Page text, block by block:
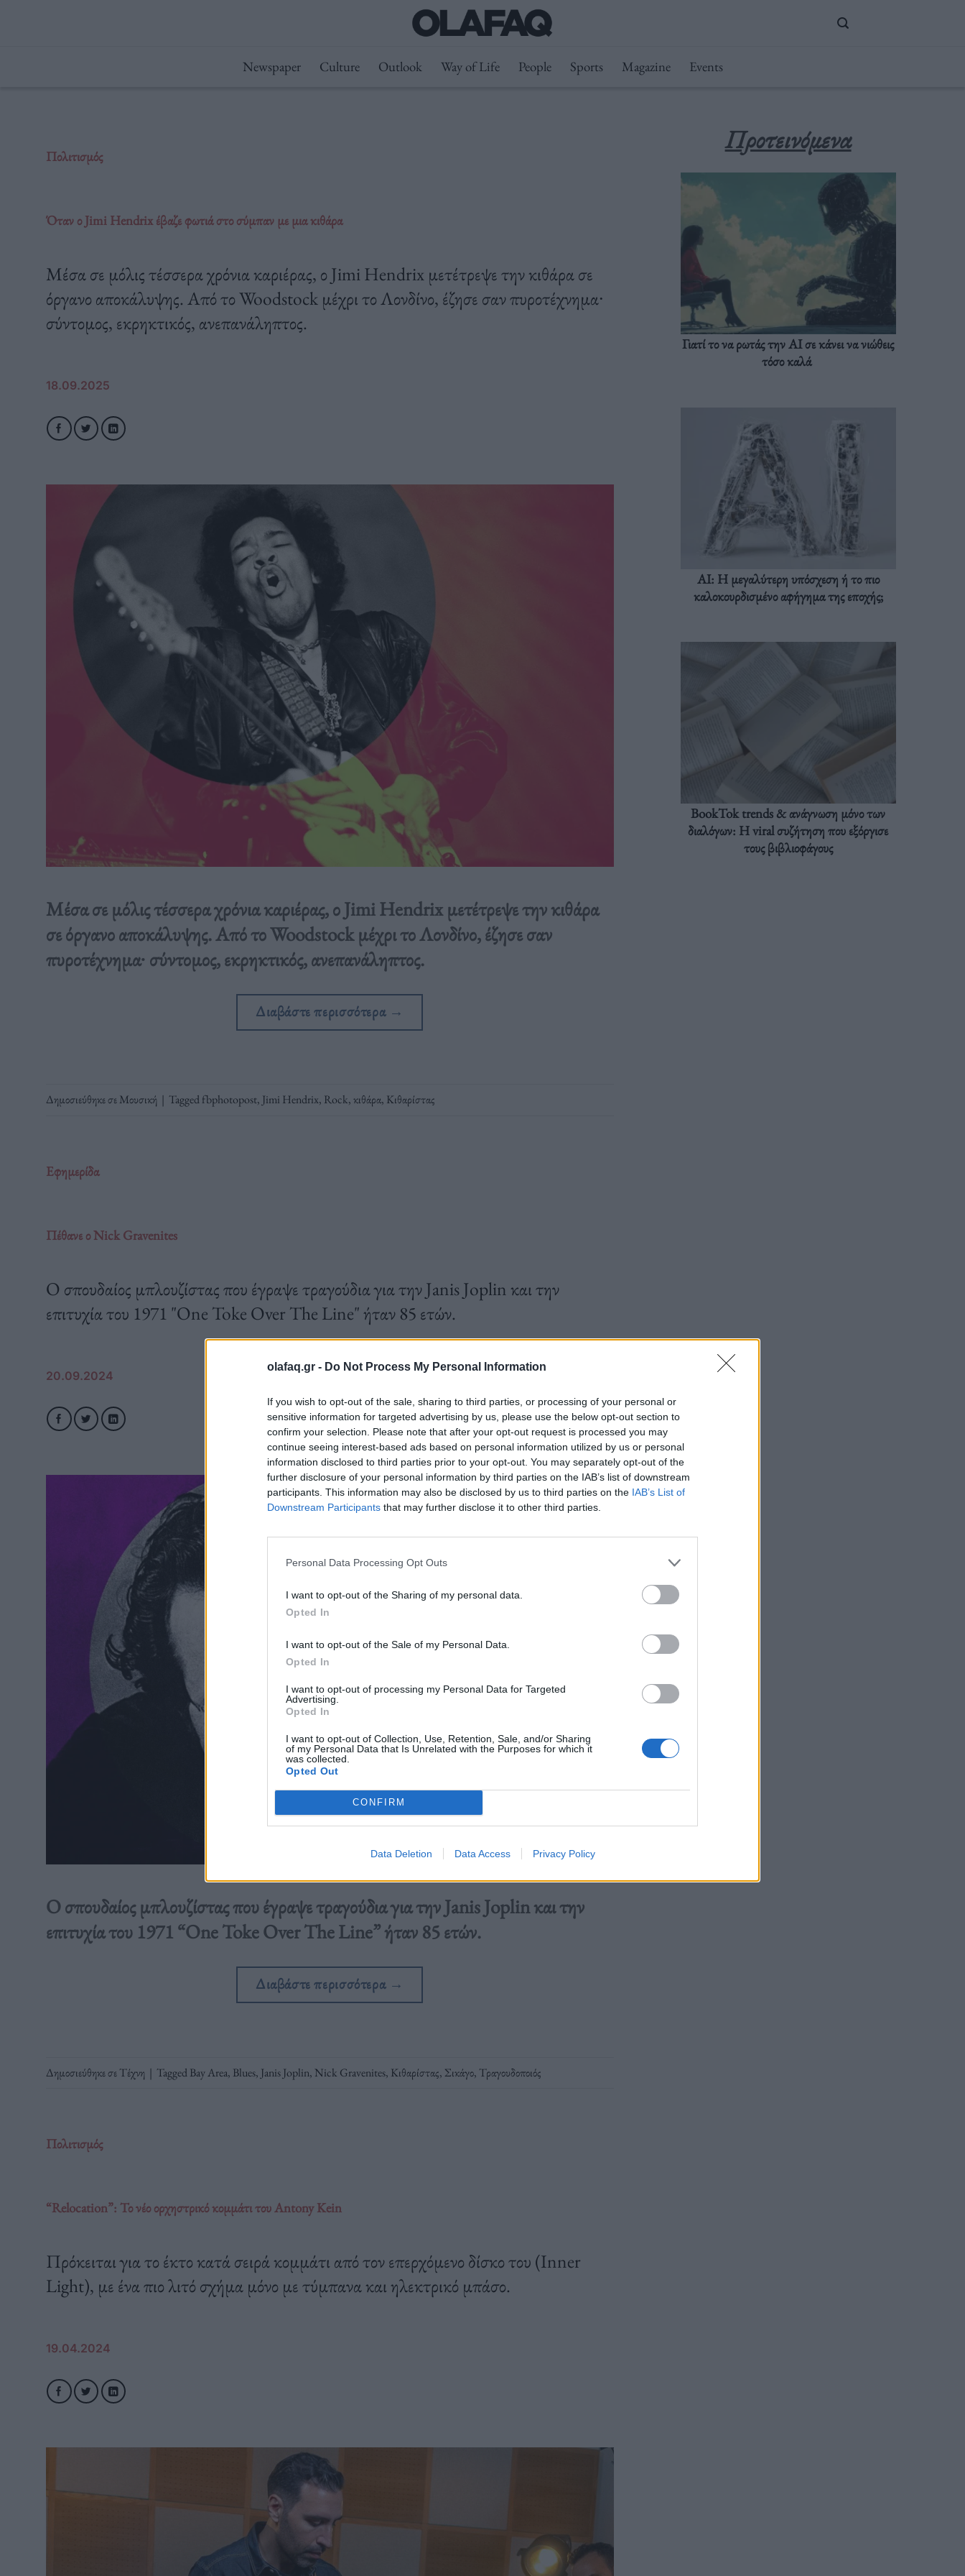
olafaq.gr - Do Not Process My Personal Information
If you wish to opt-out of the sale, sharing to third parties, or processing of your personal or
sensitive information for targeted advertising by us, please use the below opt-out section to
confirm your selection. Please note that after your opt-out request is processed you may
continue seeing interest-based ads based on personal information utilized by us or personal
information disclosed to third parties prior to your opt-out. You may separately opt-out of the
further disclosure of your personal information by third parties on the IAB’s list of downstream
participants. This information may also be disclosed by us to third parties on the IAB’s List of
Downstream Participants that may further disclose it to other third parties.
Personal Data Processing Opt Outs
I want to opt-out of the Sharing of my personal data.
Opted In
I want to opt-out of the Sale of my Personal Data.
Opted In
I want to opt-out of processing my Personal Data for Targeted
Advertising.
Opted In
I want to opt-out of Collection, Use, Retention, Sale, and/or Sharing
of my Personal Data that Is Unrelated with the Purposes for which it
was collected.
Opted Out
CONFIRM
Data Deletion Data Access Privacy Policy
Newspaper Culture Outlook Way of Life People Sports Magazine Events
Πολιτισμός
Όταν ο Jimi Hendrix έβαζε φωτιά στο σύμπαν με μια κιθάρα
Μέσα σε μόλις τέσσερα χρόνια καριέρας, ο Jimi Hendrix μετέτρεψε την κιθάρα σε
όργανο αποκάλυψης. Από το Woodstock μέχρι το Λονδίνο, έζησε σαν πυροτέχνημα∙
σύντομος, εκρηκτικός, ανεπανάληπτος.
18.09.2025
Μέσα σε μόλις τέσσερα χρόνια καριέρας, ο Jimi Hendrix μετέτρεψε την κιθάρα
σε όργανο αποκάλυψης. Από το Woodstock μέχρι το Λονδίνο, έζησε σαν
πυροτέχνημα∙ σύντομος, εκρηκτικός, ανεπανάληπτος.
Διαβάστε περισσότερα →
Δημοσιεύθηκε σεΜουσική | Taggedfbphotopost, Jimi Hendrix, Rock,κιθάρα, Κιθαρίστας
Εφημερίδα
Πέθανε ο Nick Gravenites
O σπουδαίος μπλουζίστας που έγραψε τραγούδια για την Janis Joplin και την
επιτυχία του 1971 "One Toke Over The Line" ήταν 85 ετών.
20.09.2024
O σπουδαίος μπλουζίστας που έγραψε τραγούδια για την Janis Joplin και την
επιτυχία του 1971 “One Toke Over The Line” ήταν 85 ετών.
Διαβάστε περισσότερα →
Δημοσιεύθηκε σεΤέχνη | TaggedBay Area, Blues, Janis Joplin, Nick Gravenites, Κιθαρίστας, Σικάγο, Τραγουδοποιός
Πολιτισμός
“Relocation”: Το νέο ορχηστρικό κομμάτι του Antony Kein
Πρόκειται για το έκτο κατά σειρά κομμάτι από τον επερχόμενο δίσκο του (Inner
Light), με ένα πιο λιτό σχήμα μόνο με τύμπανα και ηλεκτρικό μπάσο.
19.04.2024
Προτεινόμενα
Γιατί το να ρωτάς την AI σε κάνει να νιώθεις
τόσο καλά
AI: Η μεγαλύτερη υπόσχεση ή το πιο
καλοκουρδισμένο αφήγημα της εποχής;
BookTok trends & ανάγνωση μόνο των
διαλόγων: Η viral συζήτηση που εξόργισε
τους βιβλιοφάγους